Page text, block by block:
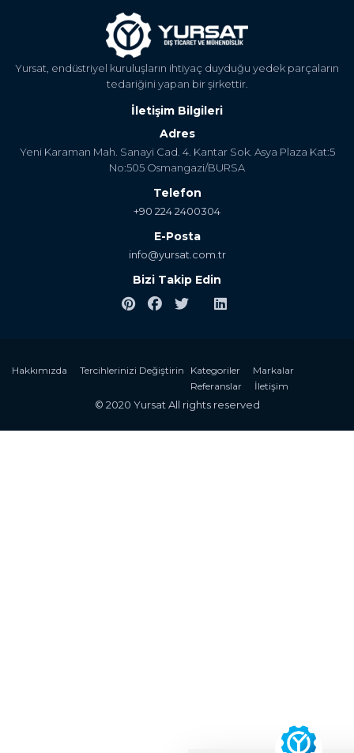
Yursat, endüstriyel kuruluşların ihtiyaç duyduğu yedek parçaların
tedariğini yapan bir şirkettir.
İletişim Bilgileri
Adres
Yeni Karaman Mah. Sanayi Cad. 4. Kantar Sok. Asya Plaza Kat:5
No:505 Osmangazi/BURSA
Telefon
+90 224 2400304
E-Posta
info@yursat.com.tr
Bizi Takip Edin
Hakkımızda Tercihlerinizi Değiştirin Kategoriler
Markalar
Referanslar
İletişim
© 2020 Yursat All rights reserved